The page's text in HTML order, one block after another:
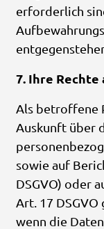
erforderlich
7. Ihre
Als betroffene
Auskunft über
sowie auf
DSGVO) oder
Art. 17 DSGVO
wenn die